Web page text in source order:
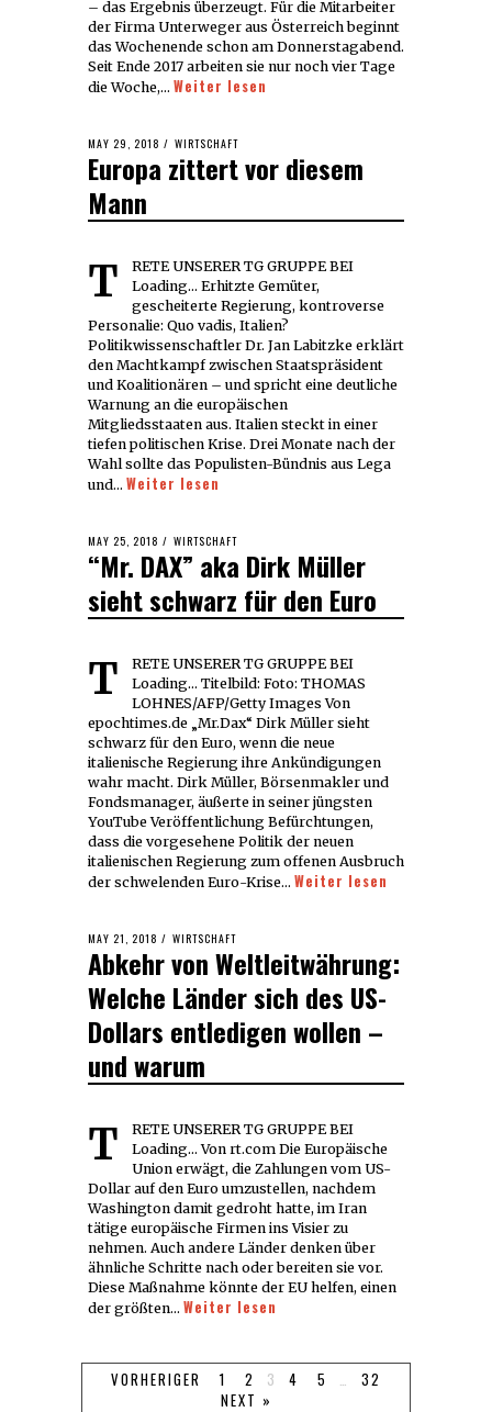
– das Ergebnis überzeugt. Für die Mitarbeiter
der Firma Unterweger aus Österreich beginnt
das Wochenende schon am Donnerstagabend.
Seit Ende 2017 arbeiten sie nur noch vier Tage
die Woche,… Weiter lesen
POSTED
ON
MAY 29, 2018 WIRTSCHAFT
Europa zittert vor diesem
Mann
TRETE UNSERER TG GRUPPE BEI
Loading... Erhitzte Gemüter,
gescheiterte Regierung, kontroverse
Personalie: Quo vadis, Italien?
Politikwissenschaftler Dr. Jan Labitzke erklärt
den Machtkampf zwischen Staatspräsident
und Koalitionären – und spricht eine deutliche
Warnung an die europäischen
Mitgliedsstaaten aus. Italien steckt in einer
tiefen politischen Krise. Drei Monate nach der
Wahl sollte das Populisten-Bündnis aus Lega
und… Weiter lesen
POSTED
ON
MAY 25, 2018 MAY
25,
2018
WIRTSCHAFT
“Mr. DAX” aka Dirk Müller
sieht schwarz für den Euro
TRETE UNSERER TG GRUPPE BEI
Loading... Titelbild: Foto: THOMAS
LOHNES/AFP/Getty Images Von
epochtimes.de „Mr.Dax“ Dirk Müller sieht
schwarz für den Euro, wenn die neue
italienische Regierung ihre Ankündigungen
wahr macht. Dirk Müller, Börsenmakler und
Fondsmanager, äußerte in seiner jüngsten
YouTube Veröffentlichung Befürchtungen,
dass die vorgesehene Politik der neuen
italienischen Regierung zum offenen Ausbruch
der schwelenden Euro-Krise… Weiter lesen
POSTED
ON
MAY 21, 2018 MAY
2018
WIRTSCHAFT
Abkehr von Weltleitwährung:
Welche Länder sich des US-
Dollars entledigen wollen –
und warum
TRETE UNSERER TG GRUPPE BEI
Loading... Von rt.com Die Europäische
Union erwägt, die Zahlungen vom US-
Dollar auf den Euro umzustellen, nachdem
Washington damit gedroht hatte, im Iran
tätige europäische Firmen ins Visier zu
nehmen. Auch andere Länder denken über
ähnliche Schritte nach oder bereiten sie vor.
Diese Maßnahme könnte der EU helfen, einen
der größten… Weiter lesen
VORHERIGER 1 2 3 4 5
32
NEXT »